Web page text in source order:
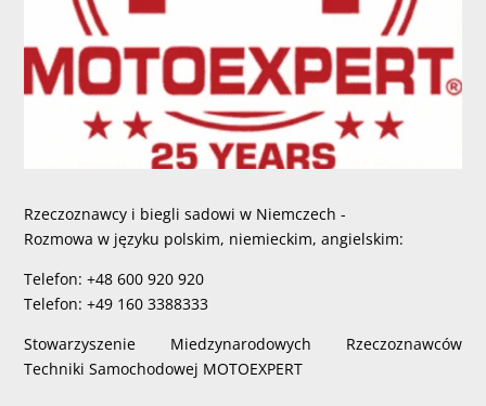
Rzeczoznawcy i biegli sadowi w Niemczech -
Rozmowa w języku polskim, niemieckim, angielskim:
Telefon: +48 600 920 920
Telefon: +49 160 3388333
Stowarzyszenie Miedzynarodowych Rzeczoznawców
Techniki Samochodowej MOTOEXPERT